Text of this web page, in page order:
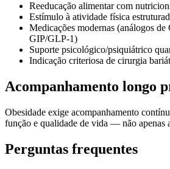
Reeducação alimentar com
Estímulo à atividade física
Medicações modernas (análogos
GIP/GLP-1)
Suporte psicológico/psiquiátrico
Indicação criteriosa de cirurgia
Acompanhamento longo
Obesidade exige acompanhamento
função e qualidade de vida — não apenas
Perguntas frequentes